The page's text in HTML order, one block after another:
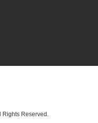
Rights Reserved.